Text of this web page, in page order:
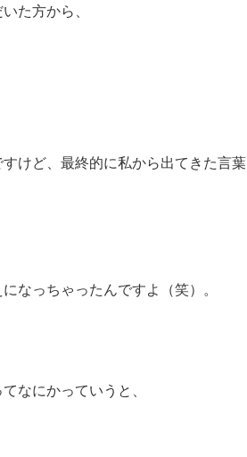
た方から、
けど、最終的に私から出てきた言葉
なっちゃったんですよ（笑）。
なにかっていうと、